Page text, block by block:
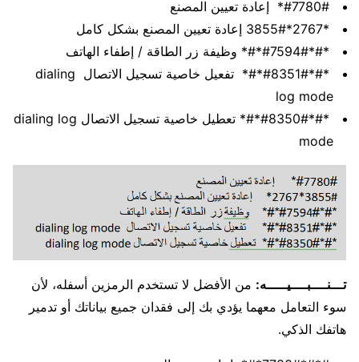
*2767*3855# إعادة تعيين المصنع بشكل كامل
*#*#7594#*#* وظيفة زر الطاقة / إطفاء الهاتف
*#*#8351#*#* تفعيل خاصية تسجيل الاتصال dialing
log mode
*#*#8350#*#* تعطيل خاصية تسجيل الاتصال dialing log
mode
تـــنــــبــــيـــــه: من الأفضل لا تستخدم الرمزين أسفله، لأن
سوء التعامل معهما يؤدي بك إلى فقدان جميع بياناتك أو تدمير
هاتفك الذكي.